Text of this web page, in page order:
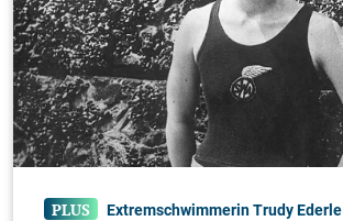
Extremschwimmerin Trudy Ederle